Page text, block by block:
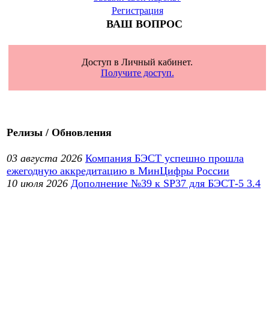
Регистрация
ВАШ ВОПРОС
Доступ в Личный кабинет.
Получите доступ.
Релизы / Обновления
03 августа 2026 Компания БЭСТ успешно прошла
ежегодную аккредитацию в МинЦифры России
10 июля 2026 Дополнение №39 к SP37 для БЭСТ-5 3.4